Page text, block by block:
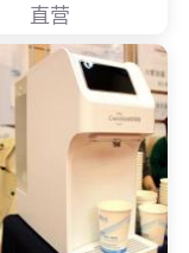
直营